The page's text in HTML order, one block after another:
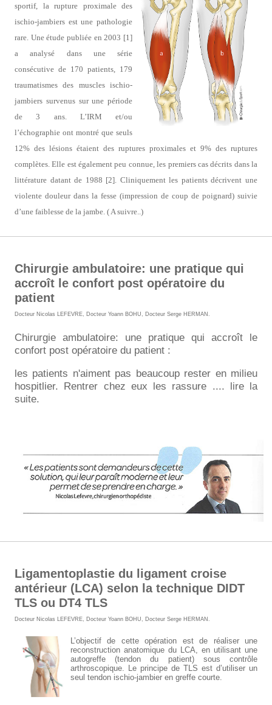
sportif, la rupture proximale des
ischio-jambiers est une pathologie
rare. Une étude publiée en 2003 [1]
a analysé dans une série
consécutive de 170 patients, 179
traumatismes des muscles ischio-
jambiers survenus sur une période
de 3 ans. L’IRM et/ou
l’échographie ont montré que seuls
12% des lésions étaient des ruptures proximales et 9% des ruptures
complètes. Elle est également peu connue, les premiers cas décrits dans la
littérature datant de 1988 [2]. Cliniquement les patients décrivent une
violente douleur dans la fesse (impression de coup de poignard) suivie
d’une faiblesse de la jambe. ( A suivre..)
Chirurgie ambulatoire: une pratique qui
accroît le confort post opératoire du
patient
Docteur Nicolas LEFEVRE Docteur Yoann BOHU Docteur Serge HERMAN
Chirurgie ambulatoire: une pratique qui accroît le
confort post opératoire du patient :
les patients n'aiment pas beaucoup rester en milieu
hospitlier. Rentrer chez eux les rassure .... lire la
suite.
Ligamentoplastie du ligament croise
antérieur (LCA) selon la technique DIDT
TLS ou DT4 TLS
Docteur Nicolas LEFEVRE, Docteur Yoann BOHU, Docteur Serge HERMAN .
L’objectif de cette opération est de réaliser une
reconstruction anatomique du LCA, en utilisant une
autogreffe (tendon du patient) sous contrôle
arthroscopique. Le principe de TLS est d’utiliser un
seul tendon ischio-jambier en greffe courte.